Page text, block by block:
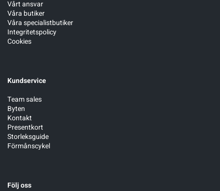
Vårt ansvar
Våra butiker
Våra specialistbutiker
Integritetspolicy
Cookies
Kundservice
Team sales
Byten
Kontakt
Presentkort
Storleksguide
Förmånscykel
Följ oss